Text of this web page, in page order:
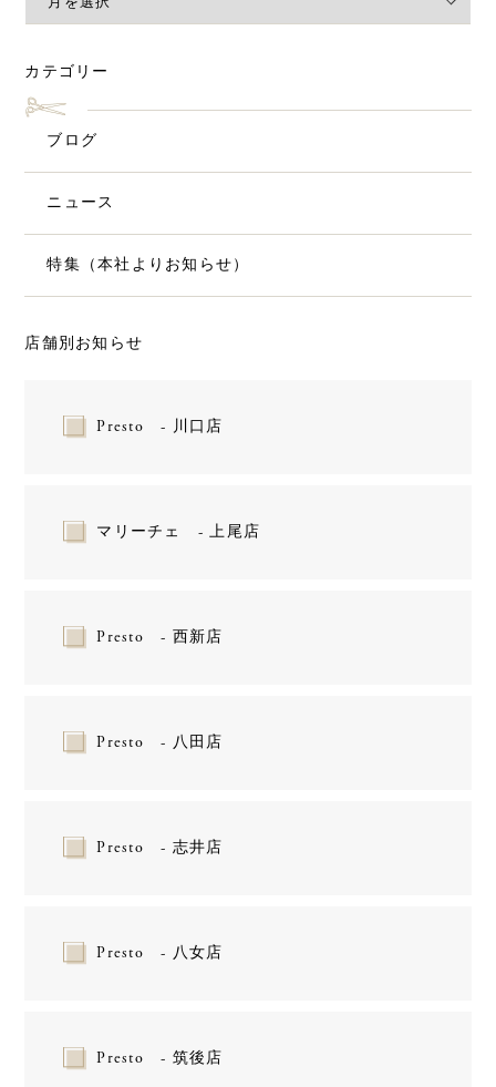
カテゴリー
ブログ
ニュース
特集（本社よりお知らせ）
店舗別お知らせ
Presto - 川口店
マリーチェ - 上尾店
Presto - 西新店
Presto - 八田店
Presto - 志井店
Presto - 八女店
Presto - 筑後店